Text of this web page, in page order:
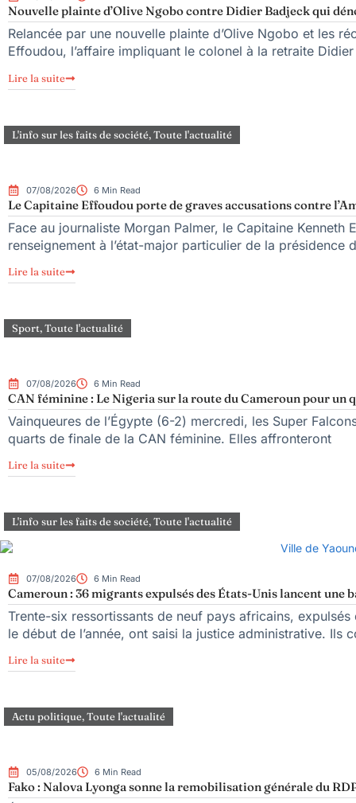
Nouvelle plainte d’Olive Ngobo contre Didier Badjeck qui
Relancée par une nouvelle plainte d’Olive Ngobo et les
Effoudou, l’affaire impliquant le colonel à la retraite
Lire la suite
L'info sur les faits de société,Toute l'actualité
07/08/2026 6 Min Read
Le Capitaine Effoudou porte de graves accusations contre
Face au journaliste Morgan Palmer, le Capitaine Kenneth
renseignement à l’état-major particulier de la présidence
Lire la suite
Sport,Toute l'actualité
07/08/2026 6 Min Read
CAN féminine : Le Nigeria sur la route du Cameroun pour un
Vainqueures de l’Égypte (6-2) mercredi, les Super
quarts de finale de la CAN féminine. Elles affronteront
Lire la suite
L'info sur les faits de société,Toute l'actualité
07/08/2026 6 Min Read
Cameroun : 36 migrants expulsés des États-Unis lancent
Trente-six ressortissants de neuf pays africains,
le début de l’année, ont saisi la justice administrative. Ils
Lire la suite
Actu politique,Toute l'actualité
05/08/2026 6 Min Read
Fako : Nalova Lyonga sonne la remobilisation générale du